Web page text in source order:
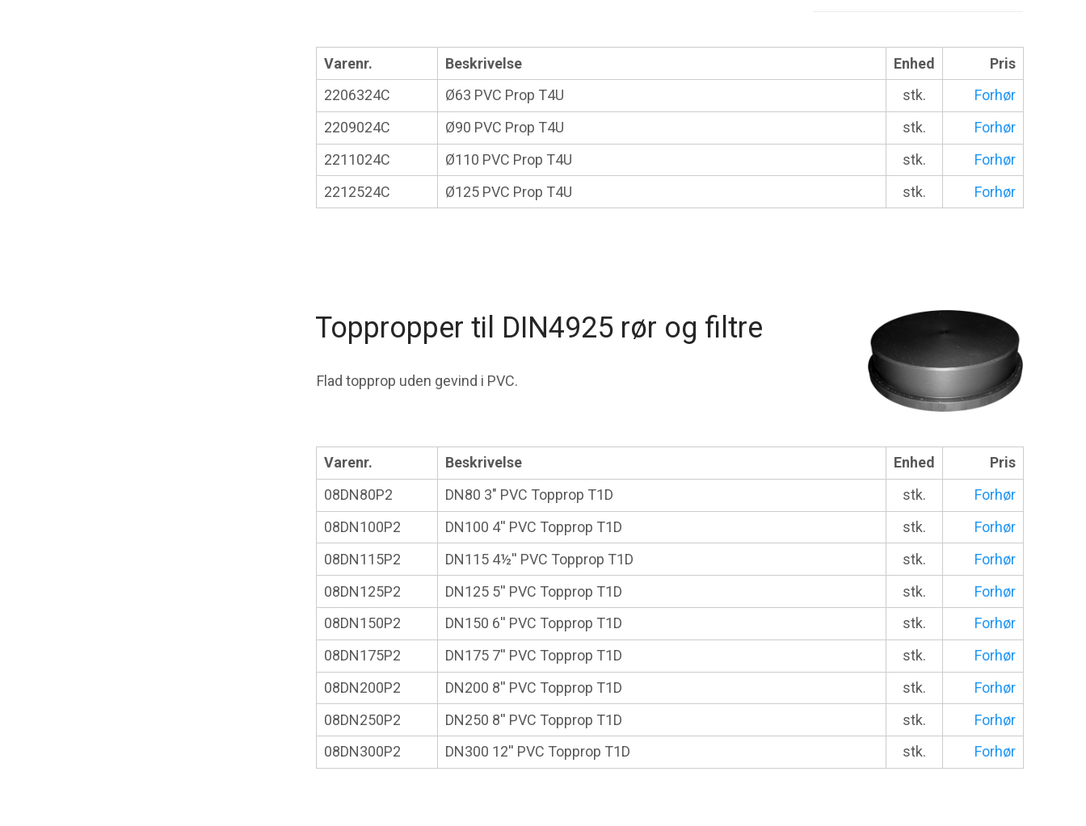
Varenr. Beskrivelse Enhed
Pris
2206324C
Ø63 PVC Prop T4U stk.
Forhør
2209024C
Ø90 PVC Prop T4U stk.
Forhør
2211024C
Ø110 PVC Prop T4U stk.
Forhør
2212524C
Ø125 PVC Prop T4U stk. Forhør
Toppropper til DIN4925 rør og filtre
Flad topprop uden gevind i PVC.
Varenr. Beskrivelse Enhed
Pris
08DN80P2
DN80 3" PVC Topprop T1D stk.
Forhør
08DN100P2
DN100 4'' PVC Topprop T1D stk.
Forhør
08DN115P2
DN115 4½'' PVC Topprop T1D stk.
Forhør
08DN125P2
DN125 5'' PVC Topprop T1D stk.
Forhør
08DN150P2
DN150 6'' PVC Topprop T1D stk.
Forhør
08DN175P2
DN175 7'' PVC Topprop T1D stk.
Forhør
08DN200P2
DN200 8'' PVC Topprop T1D stk.
Forhør
08DN250P2
DN250 8'' PVC Topprop T1D stk.
Forhør
08DN300P2
DN300 12'' PVC Topprop T1D stk. Forhør